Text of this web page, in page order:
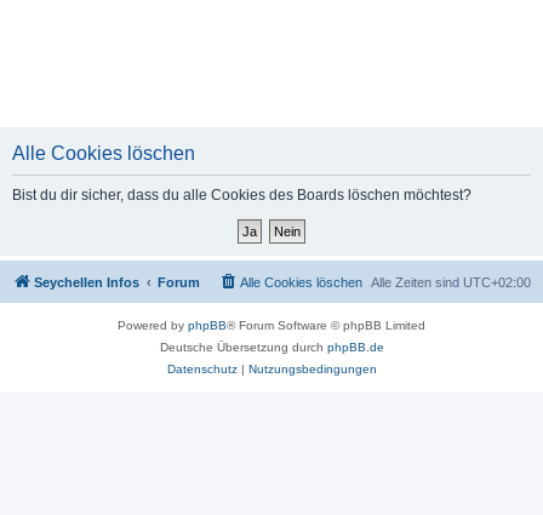
Alle Cookies löschen
Bist du dir sicher, dass du alle Cookies des Boards löschen möchtest?
Seychellen Infos Forum Alle Zeiten sind UTC+02:00
Alle Cookies löschen
Powered by phpBB® Forum Software © phpBB Limited
Deutsche Übersetzung durch phpBB.de
Datenschutz| Nutzungsbedingungen